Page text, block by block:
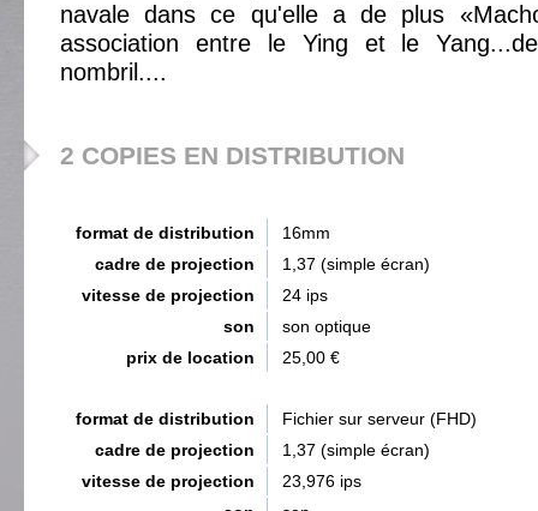
navale dans ce qu'elle a de plus
association entre le Ying et le
nombril....
2 COPIES EN DISTRIBUTION
format de distribution
16mm
cadre de projection
1,37 (simple écran)
vitesse de projection
24 ips
son
son optique
prix de location
25,00 €
format de distribution
Fichier sur serveur (FHD)
cadre de projection
1,37 (simple écran)
vitesse de projection
23,976 ips